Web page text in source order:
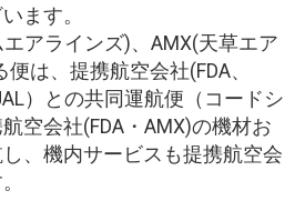
ます。
エアラインズ)、AMX(天草エア
は、提携航空会社(FDA、
）との共同運航便（コードシ
空会社(FDA・AMX)の機材お
、機内サービスも提携航空会